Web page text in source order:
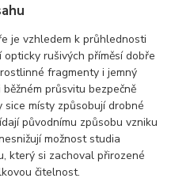
je vzhledem k průhlednosti
rušivých příměsí dobře
fragmenty i jemný
průsvitu bezpečně
místy způsobují drobné
původnímu způsobu vzniku
možnost studia
který si zachoval přirozené
čitelnost.